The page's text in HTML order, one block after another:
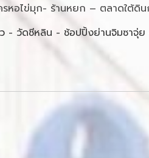
หอไข่มุก- ร้านหยก – ตลาดใต้ดิน
- วัดชีหลิน - ช้อปปิ้งย่านจิมซาจุ่